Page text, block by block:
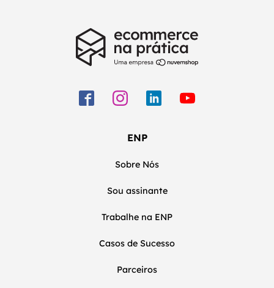
ENP
Sobre Nós
Sou assinante
Trabalhe na ENP
Casos de Sucesso
Parceiros